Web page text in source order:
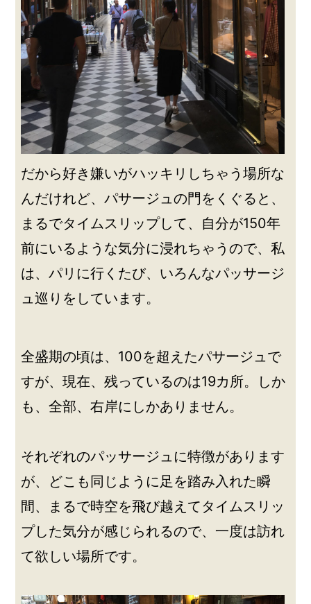
だから好き嫌いがハッキリしちゃう場所な
んだけれど、パサージュの門をくぐると、
まるでタイムスリップして、自分が150年
前にいるような気分に浸れちゃうので、私
は、パリに行くたび、いろんなパッサージ
ュ巡りをしています。
全盛期の頃は、100を超えたパサージュで
すが、現在、残っているのは19カ所。しか
も、全部、右岸にしかありません。
それぞれのパッサージュに特徴があります
が、どこも同じように足を踏み入れた瞬
間、まるで時空を飛び越えてタイムスリッ
プした気分が感じられるので、一度は訪れ
て欲しい場所です。